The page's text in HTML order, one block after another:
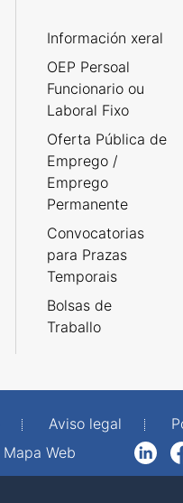
Información xeral
OEP Persoal
Funcionario ou
Laboral Fixo
Oferta Pública de
Emprego /
Emprego
Permanente
Convocatorias
para Prazas
Temporais
Bolsas de
Traballo
Aviso legal
Mapa Web
LinkedInFacebook